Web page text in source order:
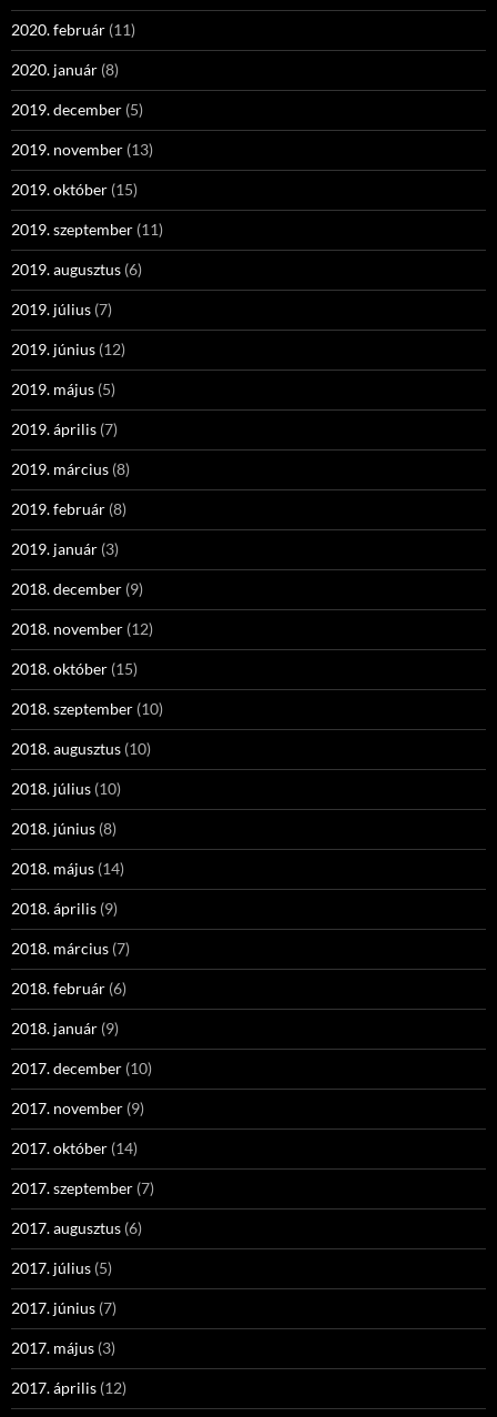
2020. február (11)
2020. január (8)
2019. december (5)
2019. november (13)
2019. október (15)
2019. szeptember (11)
2019. augusztus (6)
2019. július (7)
2019. június (12)
2019. május (5)
2019. április (7)
2019. március (8)
2019. február (8)
2019. január (3)
2018. december (9)
2018. november (12)
2018. október (15)
2018. szeptember (10)
2018. augusztus (10)
2018. július (10)
2018. június (8)
2018. május (14)
2018. április (9)
2018. március (7)
2018. február (6)
2018. január (9)
2017. december (10)
2017. november (9)
2017. október (14)
2017. szeptember (7)
2017. augusztus (6)
2017. július (5)
2017. június (7)
2017. május (3)
2017. április (12)